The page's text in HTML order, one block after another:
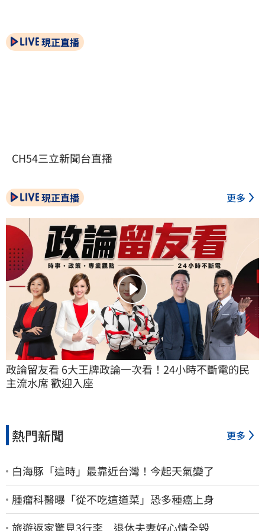
現正直播
CH54三立新聞台直播
現正直播 更多
政論留友看 6大王牌政論一次看！24小時不斷電的民
主流水席 歡迎入座
熱門新聞 更多
白海豚「這時」最靠近台灣！今起天氣變了
腫瘤科醫曝「從不吃這道菜」恐多種癌上身
旅遊返家驚見3行李 退休夫妻好心情全毀